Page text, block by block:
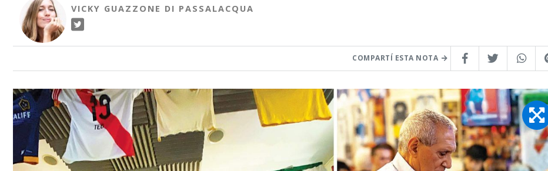
VICKY GUAZZONE DI PASSALACQUA
COMPARTÍ ESTA NOTA